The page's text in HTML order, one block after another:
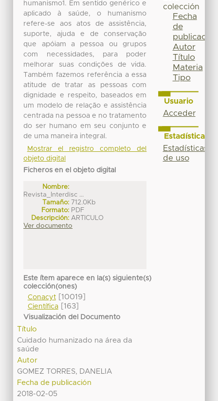
humanismo1. Em sentido genérico e
aplicado à saúde, o humanismo
refere-se aos atos de assistência,
suporte, ajuda e de conservação
que apóiam a pessoa ou grupos
com necessidades, para poder
melhorar suas condições de vida.
Também fazemos referência a essa
atitude de tratar as pessoas com
dignidade e respeito, baseados em
um modelo de relação e assistência
centrada na pessoa e no tratamento
do ser humano em seu conjunto e
de uma maneira integral.
Mostrar el registro completo del
objeto digital
Ficheros en el objeto digital
Nombre:
Revista_Interdisc ...
Tamaño: 712.0Kb
Formato: PDF
Descripción: ARTICULO
Ver documento
Este ítem aparece en la(s) siguiente(s)
colección(ones)
Conacyt[10019]
Científica[163]
Visualización del Documento
Título
Cuidado humanizado na área da
saúde
Autor
GOMEZ TORRES, DANELIA
Fecha de publicación
2018-02-05
colección
Fecha
de
publicación
Autor
Título
Materia
Tipo
Usuario
Acceder
Estadísticas
Estadísticas
de uso